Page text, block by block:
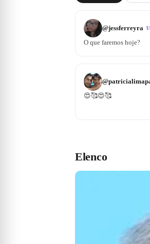
@jessferreyra
O que faremos hoje?
@
😍🥰😍🥰
Elenco